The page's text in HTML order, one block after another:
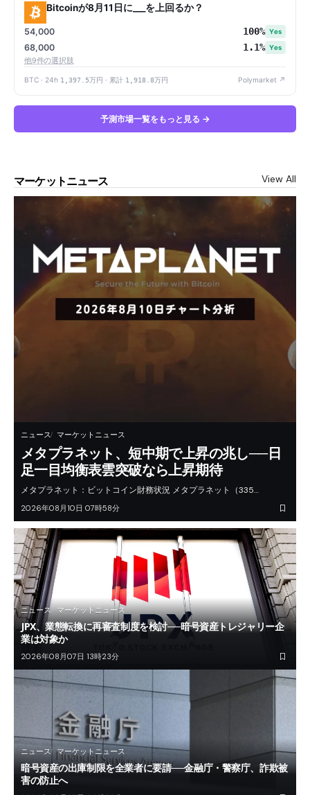
Bitcoinが8月11日に___を上回るか？
54,000 100% Yes
68,000 1.1% Yes
他9件の選択肢
BTC · 24h 1,397.5万円 · 累計 1,918.8万円 Polymarket ↗
予測市場一覧をもっと見る →
マーケットニュース View All
ニュース マーケットニュース
メタプラネット、短中期で上昇の兆し──日
足一目均衡表雲突破なら上昇期待
メタプラネット：ビットコイン財務状況 メタプラネット（335…
2026年08月10日 07時58分
ニュース マーケットニュース
JPX、業態転換に再審査制度を検討──暗号資産トレジャリー企
業は対象か
2026年08月07日 13時23分
ニュース マーケットニュース
暗号資産の出庫制限を全業者に要請──金融庁・警察庁、詐欺被
害の防止へ